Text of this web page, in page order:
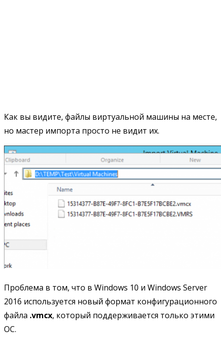
Как вы видите, файлы виртуальной машины на месте,
но мастер импорта просто не видит их.
Проблема в том, что в Windows 10 и Windows Server
2016 используется новый формат конфигурационного
файла .vmcx, который поддерживается только этими
ОС.